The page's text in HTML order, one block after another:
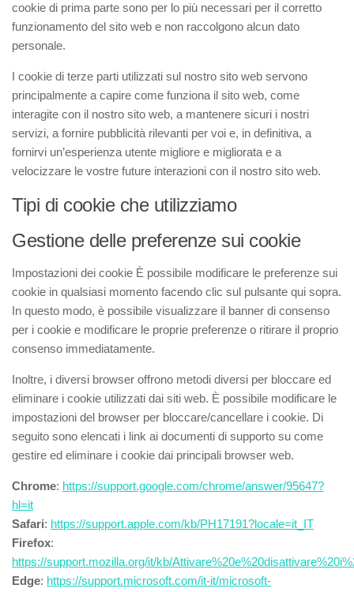
cookie di prima parte sono per lo più necessari per il corretto
funzionamento del sito web e non raccolgono alcun dato
personale.
I cookie di terze parti utilizzati sul nostro sito web servono
principalmente a capire come funziona il sito web, come
interagite con il nostro sito web, a mantenere sicuri i nostri
servizi, a fornire pubblicità rilevanti per voi e, in definitiva, a
fornirvi un’esperienza utente migliore e migliorata e a
velocizzare le vostre future interazioni con il nostro sito web.
Tipi di cookie che utilizziamo
Gestione delle preferenze sui cookie
Impostazioni dei cookie È possibile modificare le preferenze sui
cookie in qualsiasi momento facendo clic sul pulsante qui sopra.
In questo modo, è possibile visualizzare il banner di consenso
per i cookie e modificare le proprie preferenze o ritirare il proprio
consenso immediatamente.
Inoltre, i diversi browser offrono metodi diversi per bloccare ed
eliminare i cookie utilizzati dai siti web. È possibile modificare le
impostazioni del browser per bloccare/cancellare i cookie. Di
seguito sono elencati i link ai documenti di supporto su come
gestire ed eliminare i cookie dai principali browser web.
Chrome: https://support.google.com/chrome/answer/95647?
hl=it
Safari: https://support.apple.com/kb/PH17191?locale=it_IT
Firefox:
https://support.mozilla.org/it/kb/
Edge: https://support.microsoft.com/it-it/microsoft-